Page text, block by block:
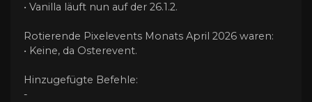
• Vanilla läuft nun auf der 26.1.2.
Rotierende Pixelevents Monats April 2026 waren:
• Keine, da Osterevent.
Hinzugefügte Befehle:
-